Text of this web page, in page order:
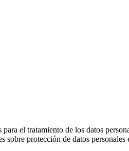
el tratamiento de los datos
sobre protección de datos personales